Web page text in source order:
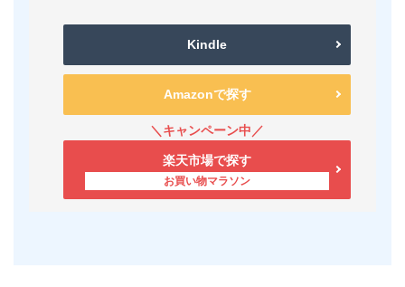
Kindle
Amazonで探す
楽天市場で探す